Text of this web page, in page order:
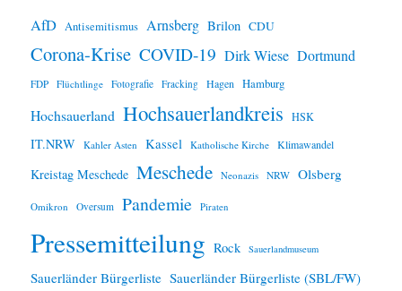
AfD Antisemitismus Arnsberg Brilon CDU
Corona-Krise COVID-19 Dirk Wiese Dortmund
FDP Flüchtlinge Fotografie Fracking Hagen Hamburg
Hochsauerland Hochsauerlandkreis HSK
IT.NRW Kahler Asten Kassel Katholische Kirche Klimawandel
Kreistag Meschede Meschede Neonazis NRW Olsberg
Omikron Oversum Pandemie Piraten
Pressemitteilung Rock Sauerlandmuseum
Sauerländer Bürgerliste Sauerländer Bürgerliste (SBL/FW)